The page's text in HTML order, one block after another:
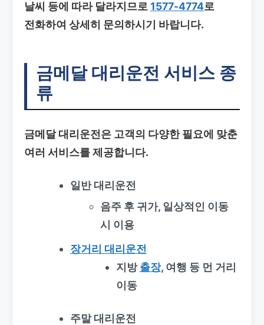
날씨 등에 따라 달라지므로 1577-4774로
전화하여 상세히 문의하시기 바랍니다.
금메달 대리운전 서비스 종
류
금메달 대리운전은 고객의 다양한 필요에 맞춘
여러 서비스를 제공합니다.
일반 대리운전
음주 후 귀가, 일상적인 이동
시 이용
장거리 대리운전
지방출장, 여행 등 먼 거리
이동
주말 대리운전